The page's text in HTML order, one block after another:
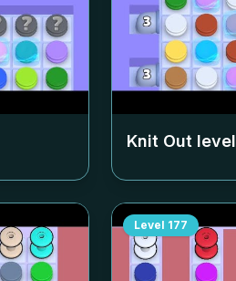
Knit Out level
Level 177